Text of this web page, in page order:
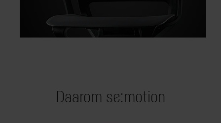
Daarom se:motion